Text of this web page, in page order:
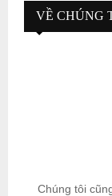
VỀ CHÚNG
Chúng tôi